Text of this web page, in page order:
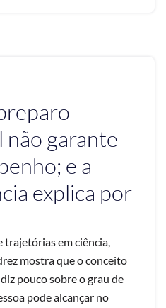
garante
e a
explica por
trajetórias em ciência,
mostra que o conceito
pouco sobre o grau de
pode alcançar no